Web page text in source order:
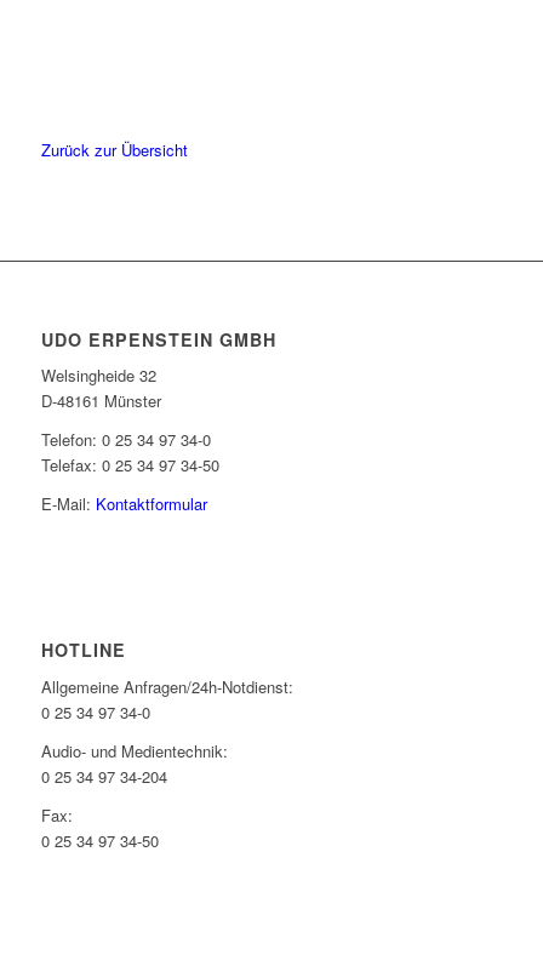
Zurück zur Übersicht
UDO ERPENSTEIN GMBH
Welsingheide 32
D-48161 Münster
Telefon: 0 25 34 97 34-0
Telefax: 0 25 34 97 34-50
E-Mail: Kontaktformular
HOTLINE
Allgemeine Anfragen/24h-Notdienst:
0 25 34 97 34-0
Audio- und Medientechnik:
0 25 34 97 34-204
Fax:
0 25 34 97 34-50